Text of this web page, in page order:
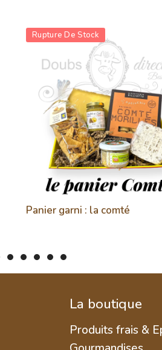
Rupture De Stock
Panier garni : la comté
La boutique
Produits frais &